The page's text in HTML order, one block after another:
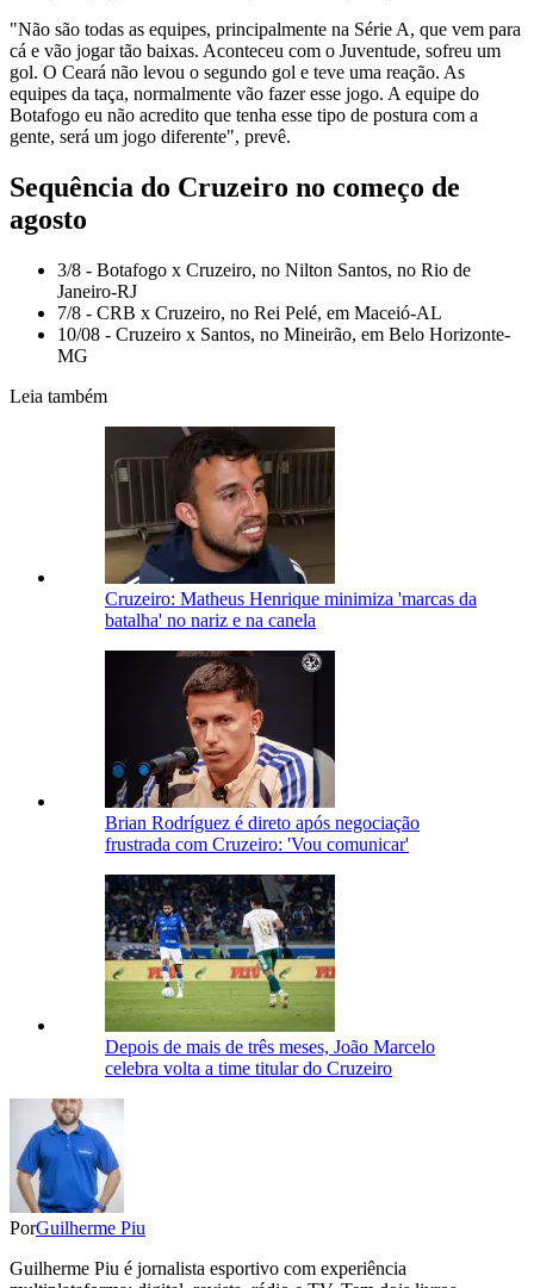
"Não são todas as equipes, principalmente na Série A, que vem para
cá e vão jogar tão baixas. Aconteceu com o Juventude, sofreu um
gol. O Ceará não levou o segundo gol e teve uma reação. As
equipes da taça, normalmente vão fazer esse jogo. A equipe do
Botafogo eu não acredito que tenha esse tipo de postura com a
gente, será um jogo diferente", prevê.
Sequência do Cruzeiro no começo de
agosto
3/8 - Botafogo x Cruzeiro, no Nilton Santos, no Rio de
Janeiro-RJ
7/8 - CRB x Cruzeiro, no Rei Pelé, em Maceió-AL
10/08 - Cruzeiro x Santos, no Mineirão, em Belo Horizonte-
MG
Leia também
Cruzeiro: Matheus Henrique minimiza 'marcas da
batalha' no nariz e na canela
Brian Rodríguez é direto após negociação
frustrada com Cruzeiro: 'Vou comunicar'
Depois de mais de três meses, João Marcelo
celebra volta a time titular do Cruzeiro
PorGuilherme Piu
Guilherme Piu é jornalista esportivo com experiência